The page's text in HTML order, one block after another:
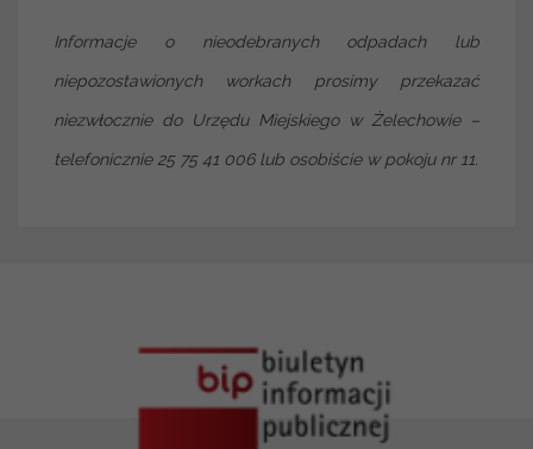
Informacje o nieodebranych odpadach lub
niepozostawionych workach prosimy przekazać
niezwłocznie do Urzędu Miejskiego w Żelechowie –
telefonicznie 25 75 41 006 lub osobiście w pokoju nr 11.